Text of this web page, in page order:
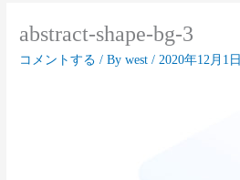
abstract-shape-bg-3
コメントする / Bywest/ 2020年12月1日